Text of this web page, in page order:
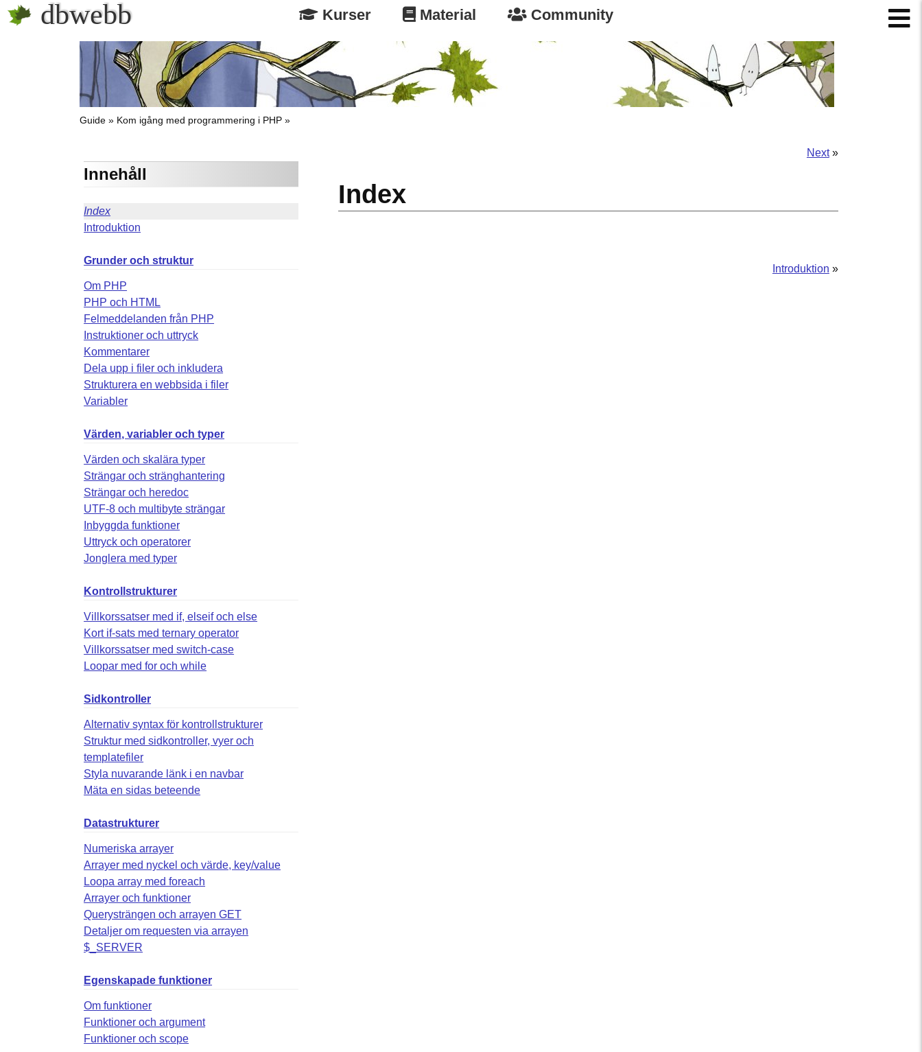
dbwebb Kurser Material Community
Guide Kom igång med programmering i PHP
Innehåll
Index
Introduktion
Grunder och struktur
Om PHP
PHP och HTML
Felmeddelanden från PHP
Instruktioner och uttryck
Kommentarer
Dela upp i filer och inkludera
Strukturera en webbsida i filer
Variabler
Värden, variabler och typer
Värden och skalära typer
Strängar och stränghantering
Strängar och heredoc
UTF-8 och multibyte strängar
Inbyggda funktioner
Uttryck och operatorer
Jonglera med typer
Kontrollstrukturer
Villkorssatser med if, elseif och else
Kort if-sats med ternary operator
Villkorssatser med switch-case
Loopar med for och while
Sidkontroller
Alternativ syntax för kontrollstrukturer
Struktur med sidkontroller, vyer och
templatefiler
Styla nuvarande länk i en navbar
Mäta en sidas beteende
Datastrukturer
Numeriska arrayer
Arrayer med nyckel och värde, key/value
Loopa array med foreach
Arrayer och funktioner
Querysträngen och arrayen GET
Detaljer om requesten via arrayen
$_SERVER
Egenskapade funktioner
Om funktioner
Funktioner och argument
Funktioner och scope
Next»
Index
Introduktion »